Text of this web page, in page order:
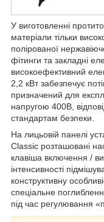
У виготовленні
матеріали тільки
полірованої
фітинги та закладні
високоефективний
2,2 кВт забезпечує
призначений для
напругою 400В,
стандартам безпеки.
На лицьовій панелі
Classiс розташовані
клавіша включення /
інтенсивності
конструктивну
спеціальне
під час регулювання